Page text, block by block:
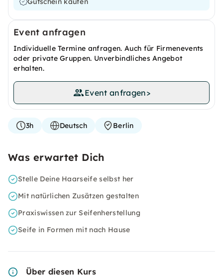
Event anfragen
Individuelle Termine anfragen. Auch für Firmenevents
oder private Gruppen. Unverbindliches Angebot
erhalten.
Event anfragen>
3h Deutsch Berlin
Was erwartet Dich
Stelle Deine Haarseife selbst her
Mit natürlichen Zusätzen gestalten
Praxiswissen zur Seifenherstellung
Seife in Formen mit nach Hause
Über diesen Kurs